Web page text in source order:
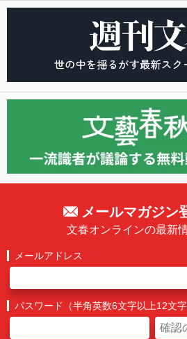
メールマガジン
文春オンラインの最新
メールアドレス
パスワード（半角英数6文字以上12文字